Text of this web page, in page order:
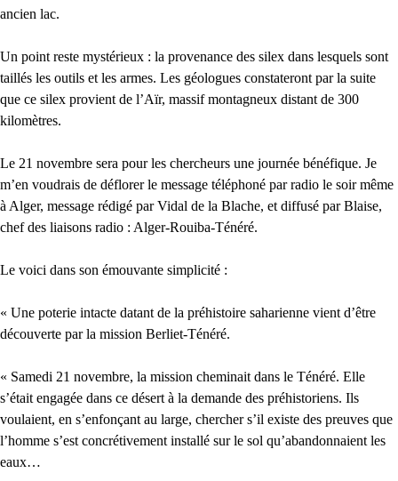
ancien lac.
Un point reste mystérieux : la provenance des silex dans lesquels sont
taillés les outils et les armes. Les géologues constateront par la suite
que ce silex provient de l’Aïr, massif montagneux distant de 300
kilomètres.
Le 21 novembre sera pour les chercheurs une journée bénéfique. Je
m’en voudrais de déflorer le message téléphoné par radio le soir même
à Alger, message rédigé par Vidal de la Blache, et diffusé par Blaise,
chef des liaisons radio : Alger-Rouiba-Ténéré.
Le voici dans son émouvante simplicité :
« Une poterie intacte datant de la préhistoire saharienne vient d’être
découverte par la mission Berliet-Ténéré.
« Samedi 21 novembre, la mission cheminait dans le Ténéré. Elle
s’était engagée dans ce désert à la demande des préhistoriens. Ils
voulaient, en s’enfonçant au large, chercher s’il existe des preuves que
l’homme s’est concrétivement installé sur le sol qu’abandonnaient les
eaux…